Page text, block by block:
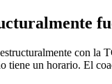
con
tiene un horario. El